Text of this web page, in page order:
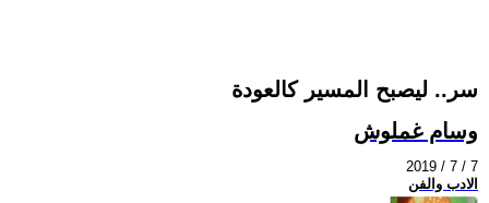
سر.. ليصبح المسير كالعودة
وسام غملوش
2019 / 7 / 7
الادب والفن